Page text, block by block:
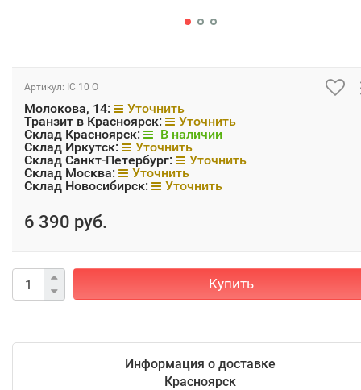
Артикул: IC 10 O
Молокова, 14:
Уточнить
Транзит в Красноярск:
Уточнить
Склад Красноярск:
В наличии
Склад Иркутск:
Уточнить
Склад Санкт-Петербург:
Уточнить
Склад Москва:
Уточнить
Склад Новосибирск:
Уточнить
6 390 руб.
Купить
Информация о доставке
Красноярск